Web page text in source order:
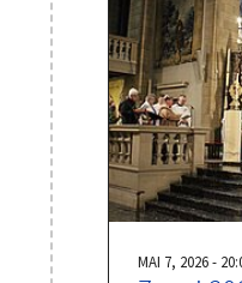
MAI 7, 2026 -